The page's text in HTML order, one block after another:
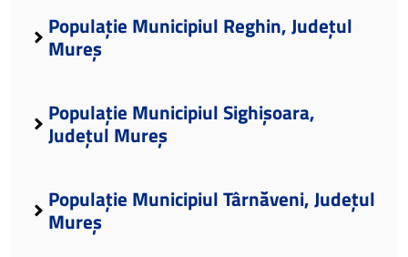
Populație Municipiul Reghin, Județul
Mureș
Populație Municipiul Sighișoara,
Județul Mureș
Populație Municipiul Târnăveni, Județul
Mureș